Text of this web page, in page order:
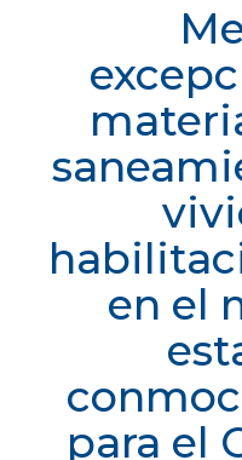
en el
para el